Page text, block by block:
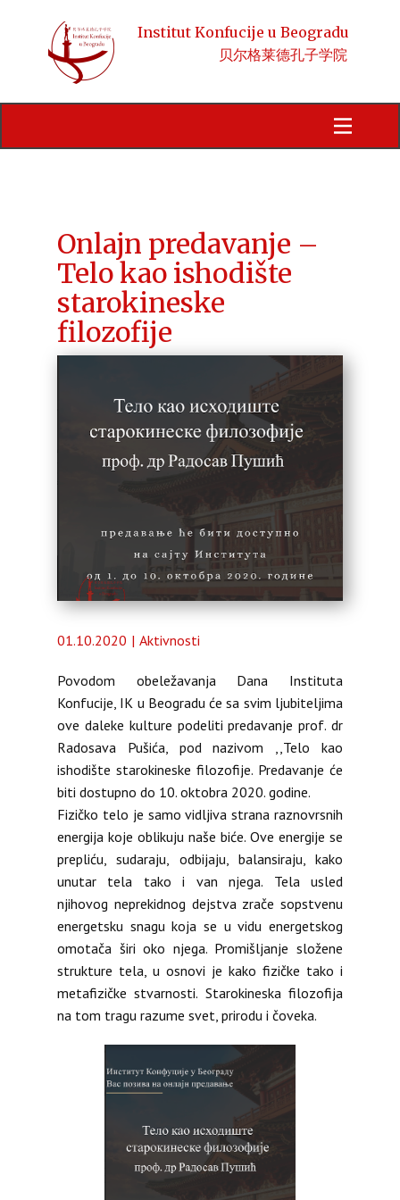
Institut Konfucije u Beogradu
贝尔格莱德孔子学院
Početna
Aktivnosti
Kineski jezik i kultura
Stipendije
Almanah
O nama
Onlajn predavanje –
Telo kao ishodište
starokineske
filozofije
01.10.2020 Aktivnosti
Povodom obeležavanja Dana Instituta
Konfucije, IK u Beogradu će sa svim ljubiteljima
ove daleke kulture podeliti predavanje prof. dr
Radosava Pušića, pod nazivom ,,Telo kao
ishodište starokineske filozofije. Predavanje će
biti dostupno do 10. oktobra 2020. godine.
Fizičko telo je samo vidljiva strana raznovrsnih
energija koje oblikuju naše biće. Ove energije se
prepliću, sudaraju, odbijaju, balansiraju, kako
unutar tela tako i van njega. Tela usled
njihovog neprekidnog dejstva zrače sopstvenu
energetsku snagu koja se u vidu energetskog
omotača širi oko njega. Promišljanje složene
strukture tela, u osnovi je kako fizičke tako i
metafizičke stvarnosti. Starokineska filozofija
na tom tragu razume svet, prirodu i čoveka.